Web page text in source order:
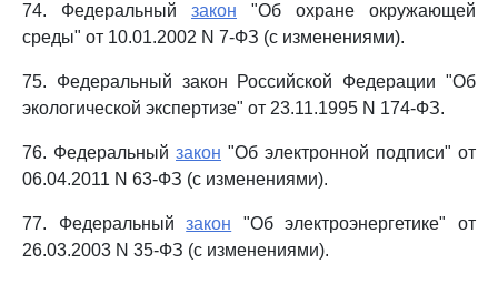
74. Федеральный закон "Об охране окружающей
среды" от 10.01.2002 N 7-ФЗ (с изменениями).
75. Федеральный закон Российской Федерации "Об
экологической экспертизе" от 23.11.1995 N 174-ФЗ.
76. Федеральный закон "Об электронной подписи" от
06.04.2011 N 63-ФЗ (с изменениями).
77. Федеральныйзакон "Об электроэнергетике" от
26.03.2003 N 35-ФЗ (с изменениями).